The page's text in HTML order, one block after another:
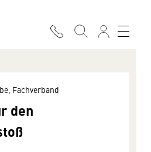
Fachverband
den